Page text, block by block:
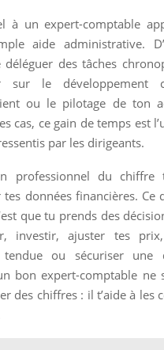
à un expert-comptable
aide administrative.
déléguer des tâches
sur le développement
ou le pilotage de ton
cas, ce gain de temps est
par les dirigeants.
professionnel du chiffre
données financières. Ce
que tu prends des
investir, ajuster tes
tendue ou sécuriser une
bon expert-comptable ne
des chiffres : il t’aide à les